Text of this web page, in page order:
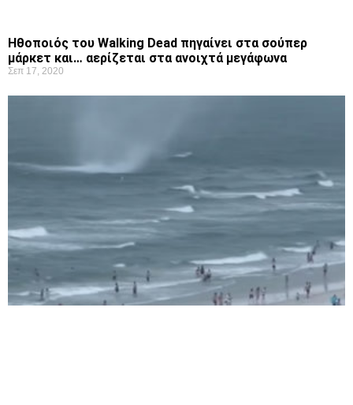
Ηθοποιός του Walking Dead πηγαίνει στα σούπερ
μάρκετ και… αερίζεται στα ανοιχτά μεγάφωνα
Σεπ 17, 2020